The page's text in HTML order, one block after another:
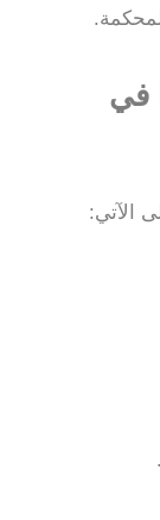
في
الآتي: